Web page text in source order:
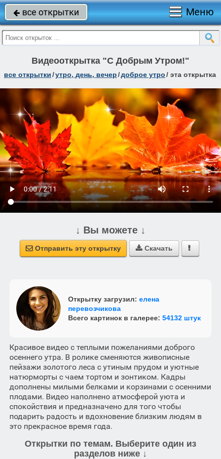
 все открытки Меню
Видеооткрытка "С Добрым Утром!"
все открытки/утро, день, вечер/доброе утро/ эта открытка
↓ Вы можете ↓
 Отправить эту открытку  Скачать 
Открытку загрузил: елена
перевозчикова
Всего картинок в галерее: 54132 штук
Красивое видео с теплыми пожеланиями доброго
осеннего утра. В ролике сменяются живописные
пейзажи золотого леса с утиным прудом и уютные
натюрморты с чаем тортом и зонтиком. Кадры
дополнены милыми белками и корзинами с осенними
плодами. Видео наполнено атмосферой уюта и
спокойствия и предназначено для того чтобы
подарить радость и вдохновение близким людям в
это прекрасное время года.
Открытки по темам. Выберите один из
разделов ниже ↓